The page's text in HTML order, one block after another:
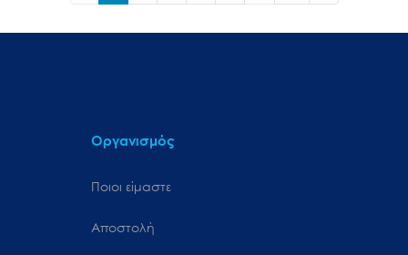
Οργανισμός
Ποιοι είμαστε
Αποστολή